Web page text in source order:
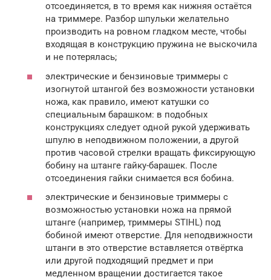
отсоединяется, в то время как нижняя остаётся
на триммере. Разбор шпульки желательно
производить на ровном гладком месте, чтобы
входящая в конструкцию пружина не выскочила
и не потерялась;
электрические и бензиновые триммеры с
изогнутой штангой без возможности установки
ножа, как правило, имеют катушки со
специальным барашком: в подобных
конструкциях следует одной рукой удерживать
шпулю в неподвижном положении, а другой
против часовой стрелки вращать фиксирующую
бобину на штанге гайку-барашек. После
отсоединения гайки снимается вся бобина.
электрические и бензиновые триммеры с
возможностью установки ножа на прямой
штанге (например, триммеры STIHL) под
бобиной имеют отверстие. Для неподвижности
штанги в это отверстие вставляется отвёртка
или другой подходящий предмет и при
медленном вращении достигается такое